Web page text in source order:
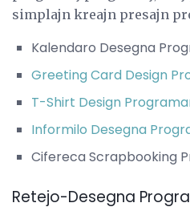
simplajn kreajn presajn
Kalendaro Desegna
Greeting Card Design
T-Shirt Design
Informilo Desegna
Cifereca Scrapbooking
Retejo-Desegna